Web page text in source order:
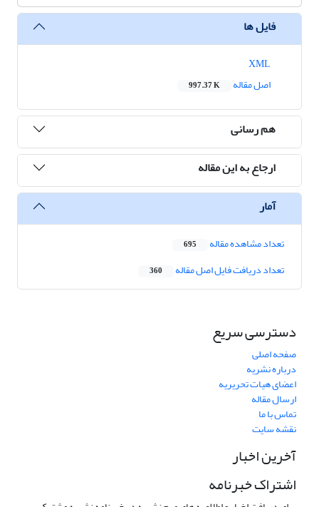
فایل ها
اصل مقاله
997.37 K
هم رسانی
ارجاع به این مقاله
آمار
تعداد مشاهده مقاله 695
تعداد دریافت فایل اصل مقاله 360
دسترسی سریع
صفحه اصلی
درباره نشریه
اعضای هیات تحریریه
ارسال مقاله
تماس با ما
نقشه سایت
آخرین اخبار
اشتراک خبرنامه